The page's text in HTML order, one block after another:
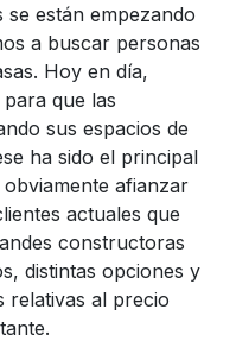
están empezando
a buscar personas
Hoy en día,
que las
sus espacios de
ha sido el principal
afianzar
actuales que
constructoras
distintas opciones y
relativas al precio